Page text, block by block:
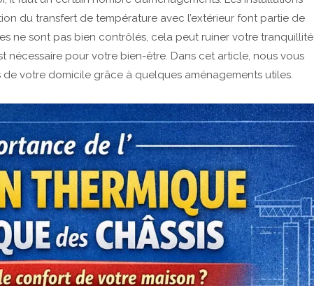
du transfert de température avec l’extérieur font partie de
ne sont pas bien contrôlés, cela peut ruiner votre tranquillité.
nécessaire pour votre bien-être. Dans cet article, nous vous
votre domicile grâce à quelques aménagements utiles.